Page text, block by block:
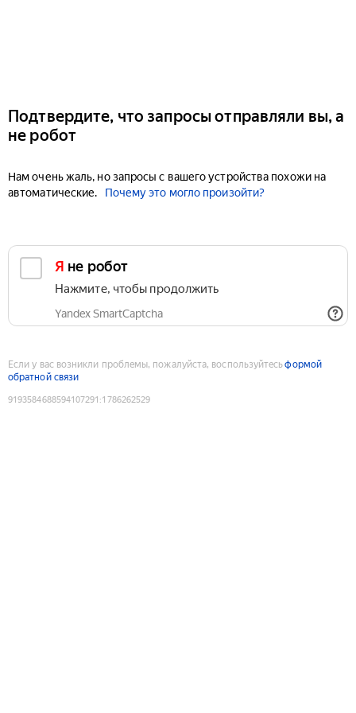
Подтвердите, что запросы отправляли вы, а
не робот
Нам очень жаль, но запросы с вашего устройства похожи на
автоматические.
Почему это могло произойти?
Я не робот
Нажмите, чтобы продолжить
Yandex SmartCaptcha
Если у вас возникли проблемы, пожалуйста, воспользуйтесьформой
обратной связи
9193584688594107291 :1786262529